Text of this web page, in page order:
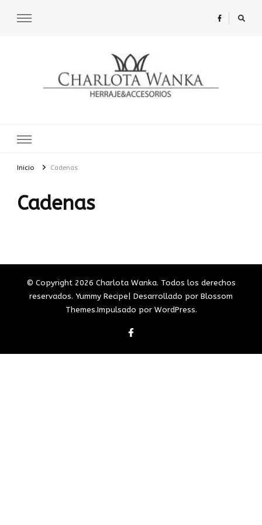
Inicio Cadenas
Cadenas
© Copyright 2026 Charlota Wanka. Todos los derechos
reservados. Yummy Recipe| Desarrollado por Blossom
Themes.Impulsado por WordPress.